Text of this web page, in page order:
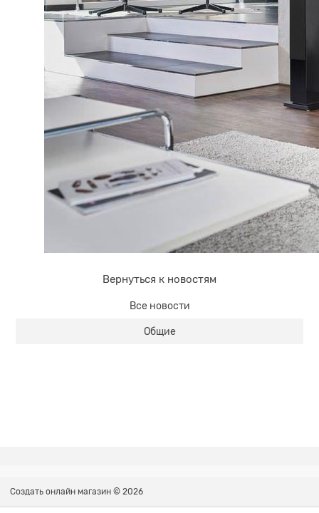
Вернуться к новостям
Все новости
Общие
Создать онлайн магазин © 2026